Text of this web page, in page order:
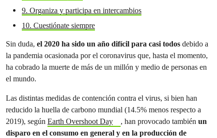
9. Organiza y participa en intercambios
10. Cuestiónate siempre
Sin duda, el 2020 ha sido un año difícil para casi todos debido a
la pandemia ocasionada por el coronavirus que, hasta el momento,
ha cobrado la muerte de más de un millón y medio de personas en
el mundo.
Las distintas medidas de contención contra el virus, si bien han
reducido la huella de carbono mundial (14.5% menos respecto a
2019), según Earth Overshoot Day , han provocado también un
disparo en el consumo en general y en la producción de